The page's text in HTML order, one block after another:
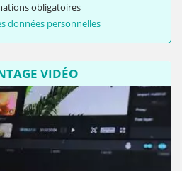
obligatoires
données personnelles
VIDÉO